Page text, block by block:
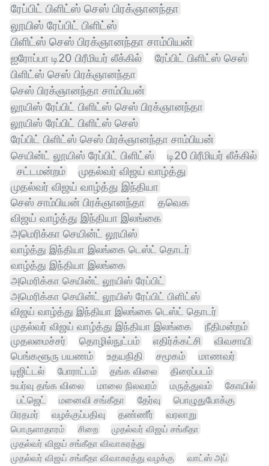
ரேப்பிட் பிளிட்ஸ் செஸ் பிரக்ஞானந்தா
லூயிஸ் ரேப்பிட் பிளிட்ஸ்
பிளிட்ஸ் செஸ் பிரக்ஞானந்தா சாம்பியன்
ஐரோப்பா டி20 பிரீமியர் லீக்கில்
ரேப்பிட் பிளிட்ஸ் செஸ்
பிளிட்ஸ் செஸ் பிரக்ஞானந்தா
செஸ் பிரக்ஞானந்தா சாம்பியன்
லூயிஸ் ரேப்பிட் பிளிட்ஸ் செஸ் பிரக்ஞானந்தா
லூயிஸ் ரேப்பிட் பிளிட்ஸ் செஸ்
ரேப்பிட் பிளிட்ஸ் செஸ் பிரக்ஞானந்தா சாம்பியன்
செயின்ட் லூயிஸ் ரேப்பிட் பிளிட்ஸ்
டி20 பிரீமியர் லீக்கில்
சட்டமன்றம்
முதல்வர் விஜய் வாழ்த்து
முதல்வர் விஜய் வாழ்த்து இந்தியா
செஸ் சாம்பியன் பிரக்ஞானந்தா
தவெக
விஜய் வாழ்த்து இந்தியா இலங்கை
அமெரிக்கா செயின்ட் லூயிஸ்
வாழ்த்து இந்தியா இலங்கை டெஸ்ட் தொடர்
வாழ்த்து இந்தியா இலங்கை
அமெரிக்கா செயின்ட் லூயிஸ் ரேப்பிட்
அமெரிக்கா செயின்ட் லூயிஸ் ரேப்பிட் பிளிட்ஸ்
விஜய் வாழ்த்து இந்தியா இலங்கை டெஸ்ட் தொடர்
முதல்வர் விஜய் வாழ்த்து இந்தியா இலங்கை
நீதிமன்றம்
முதலமைச்சர் தொழில்நுட்பம் எதிர்க்கட்சி
விவசாயி
பெங்களூரு பயணம்
உதயநிதி சமூகம்
மாணவர்
டிஜிட்டல்
போராட்டம் தங்க விலை
திரைப்படம்
உயர்வு தங்க விலை
மாலை நிலவரம் மருத்துவம்
கோயில்
பட்ஜெட்
மனைவி சங்கீதா தேர்வு
பொழுதுபோக்கு
பிரதமர்
வழக்குப்பதிவு தண்ணீர்
வரலாறு
பொருளாதாரம்
சிறை
முதல்வர் விஜய் சங்கீதா
முதல்வர் விஜய் சங்கீதா விவாகரத்து
முதல்வர் விஜய் சங்கீதா விவாகரத்து வழக்கு
வாட்ஸ் அப்